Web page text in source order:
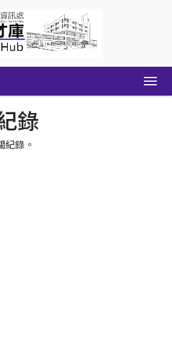
錄
紀錄。